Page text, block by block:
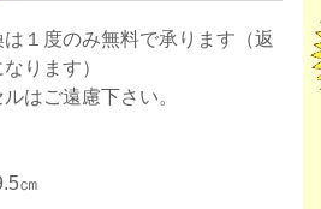
１度のみ無料で承ります（返
ります）
はご遠慮下さい。
㎝